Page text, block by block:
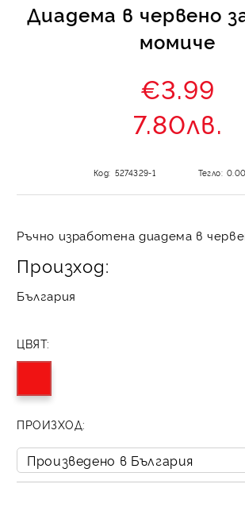
Диадема в червено
момиче
€3.99
7.80лв.
Код: 5274329-1 Тегло:
Ръчно изработена диадема в
Произход:
България
ЦВЯТ:
ПРОИЗХОД: